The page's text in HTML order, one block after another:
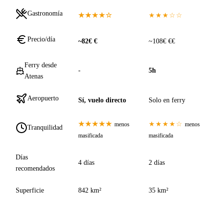
Gastronomía ★★★★☆ ★★★☆☆
Precio/día ~82€ € ~108€ €€
Ferry desde
Atenas
- 5h
Aeropuerto Sí, vuelo directo Solo en ferry
Tranquilidad ★★★★★ menos
masificada
★★★★☆ menos
masificada
Días
recomendados
4 días 2 días
Superficie 842 km² 35 km²